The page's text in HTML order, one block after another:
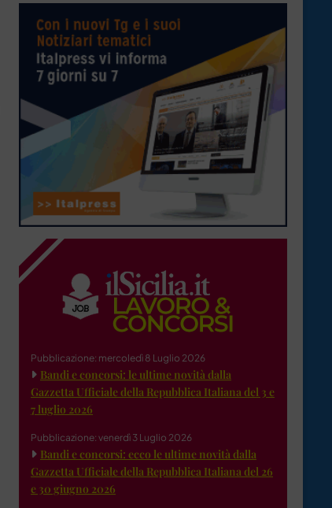
Pubblicazione: mercoledì 8 Luglio 2026
Bandi e concorsi: le ultime novità dalla
Gazzetta Ufficiale della Repubblica Italiana del 3 e
7 luglio 2026
Pubblicazione: venerdì 3 Luglio 2026
Bandi e concorsi: ecco le ultime novità dalla
Gazzetta Ufficiale della Repubblica Italiana del 26
e 30 giugno 2026